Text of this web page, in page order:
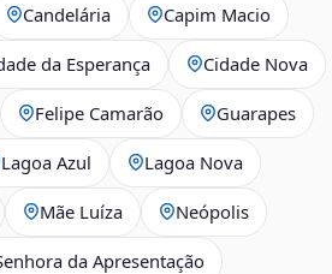
Candelária Capim Macio
da Esperança Cidade Nova
Felipe Camarão Guarapes
Lagoa Azul Lagoa Nova
Mãe Luíza Neópolis
da Apresentação